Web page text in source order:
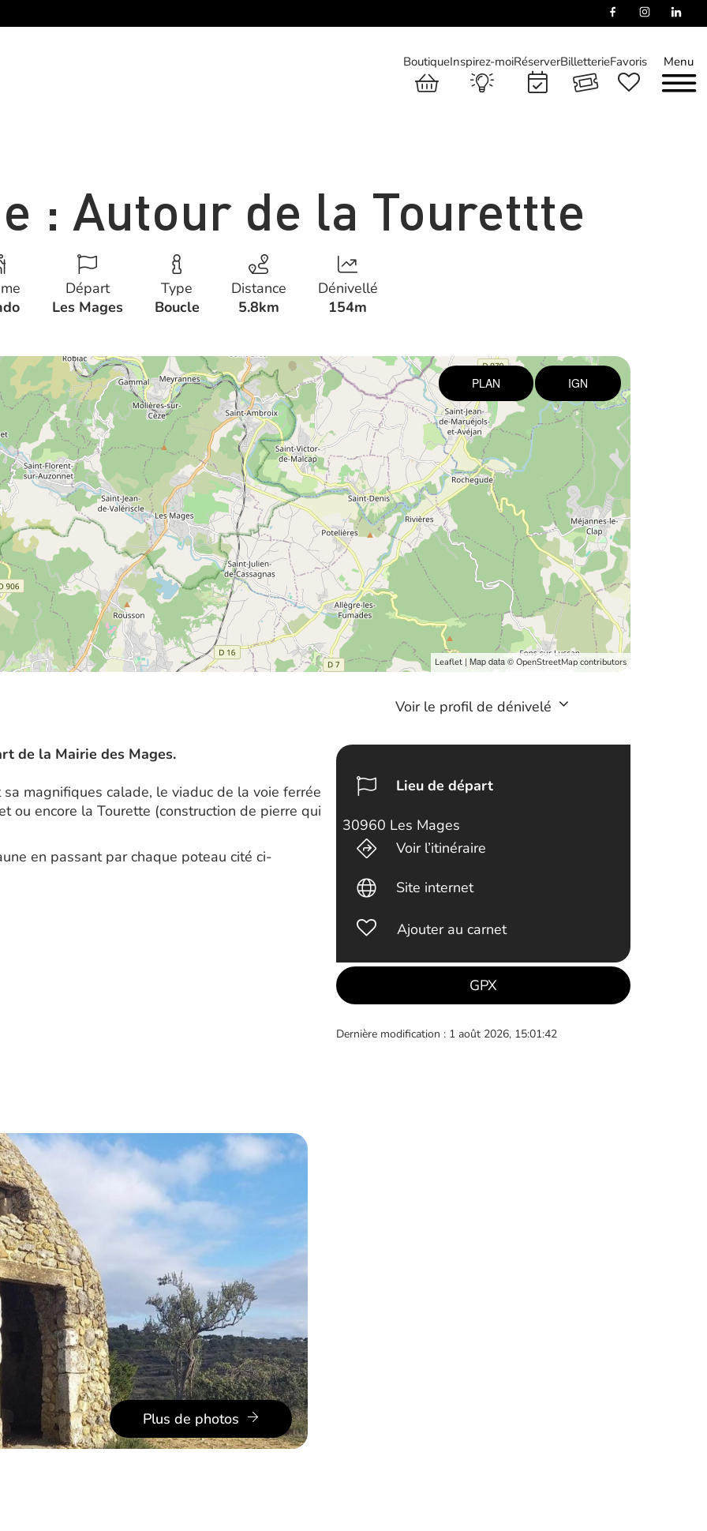
Menu
BoutiqueInspirez-moiRéserverBilletterieFavoris
: Autour de la Tourettte
Départ
Les Mages
Type
Boucle
Distance
5.8km
Dénivellé
154m
PLAN IGN
Leaflet| Map data © OpenStreetMap contributors
Voir le profil de dénivelé
de la Mairie des Mages.
magnifiques calade, le viaduc de la voie ferrée
ou encore la Tourette (construction de pierre qui
en passant par chaque poteau cité ci-
Plus de photos
Lieu de départ
30960 Les Mages
Voir l’itinéraire
Site internet
Ajouter au carnet
GPX
Dernière modification : 1 août 2026, 15:01:42